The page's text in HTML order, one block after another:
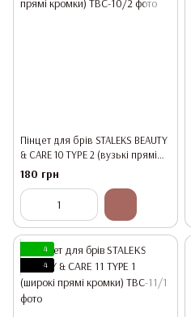
Пінцет для брів STALEKS BEAUTY
& CARE 10 TYPE 2 (вузькі прямі
кромки)
180 грн
4
4